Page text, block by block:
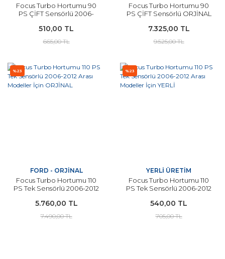
Focus Turbo Hortumu 90
PS ÇİFT Sensörlü 2006-
YERLİ
510,00 TL
665,00 TL
Focus Turbo Hortumu 90
PS ÇİFT Sensörlü ORJİNAL
İçin
7.325,00 TL
9.525,00 TL
%23
FORD - ORJİNAL
Focus Turbo Hortumu 110
PS Tek Sensörlü 2006-2012
ORJİNAL
5.760,00 TL
7.490,00 TL
%23
YERLİ ÜRETİM
Focus Turbo Hortumu 110
PS Tek Sensörlü 2006-2012
540,00 TL
705,00 TL